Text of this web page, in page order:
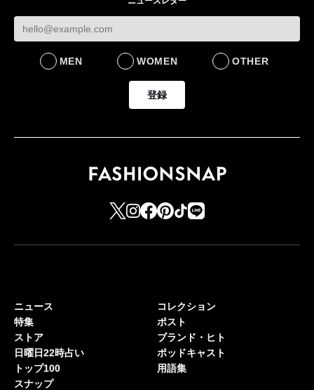
MEN WOMEN OTHER
登録
ニュース
特集
ストア
日曜日22時占い
トップ100
スナップ
コレクション
ポスト
ブランド・ヒト
ポッドキャスト
用語集